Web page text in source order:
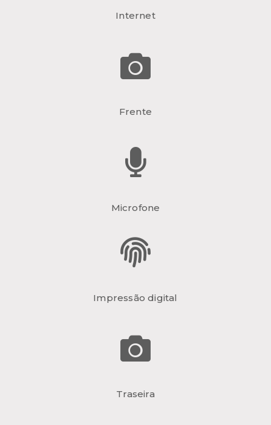
Internet
Frente
Microfone
Impressão digital
Traseira